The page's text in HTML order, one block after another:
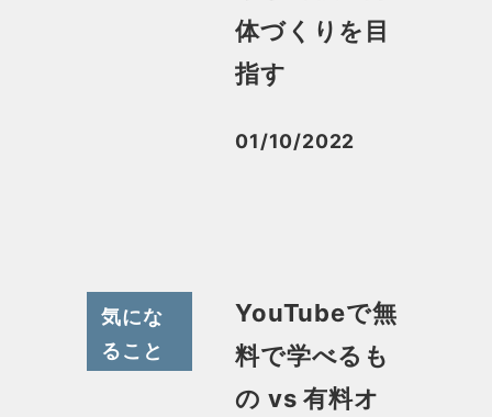
体づくりを目
指す
投稿日
01/10/2022
気にな
ること
YouTubeで無
料で学べるも
の vs 有料オ